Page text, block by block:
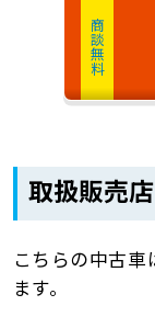
商談無料
取扱販売店
こちらの中古
ます。